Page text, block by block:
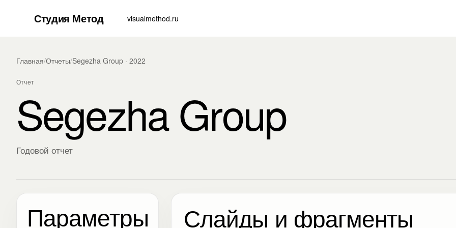
Студия Метод visualmethod.ru
Главная/Отчеты/Segezha Group · 2022
Отчет
Segezha Group
Годовой отчет
Параметры Слайды и фрагменты